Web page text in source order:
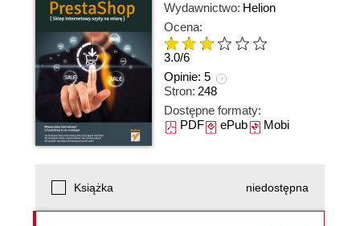
Wydawnictwo: Helion
Ocena:
3.0/6
Opinie: 5
Stron: 248
Dostępne formaty:
PDFePubMobi
Książka niedostępna